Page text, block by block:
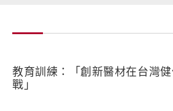
教育訓練：「創新醫材在台灣
戰」